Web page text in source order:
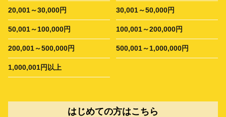
20,001～30,000円 30,001～50,000円
50,001～100,000円 100,001～200,000円
200,001～500,000円 500,001～1,000,000円
1,000,001円以上
はじめての方はこちら